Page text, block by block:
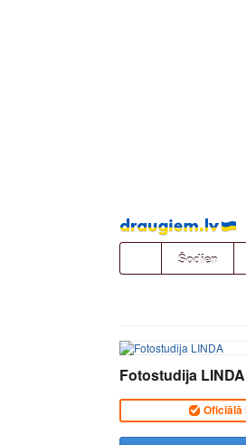
Pāriet
uz
saturu
Šodien
Fotostudija LINDA
Oficiālā